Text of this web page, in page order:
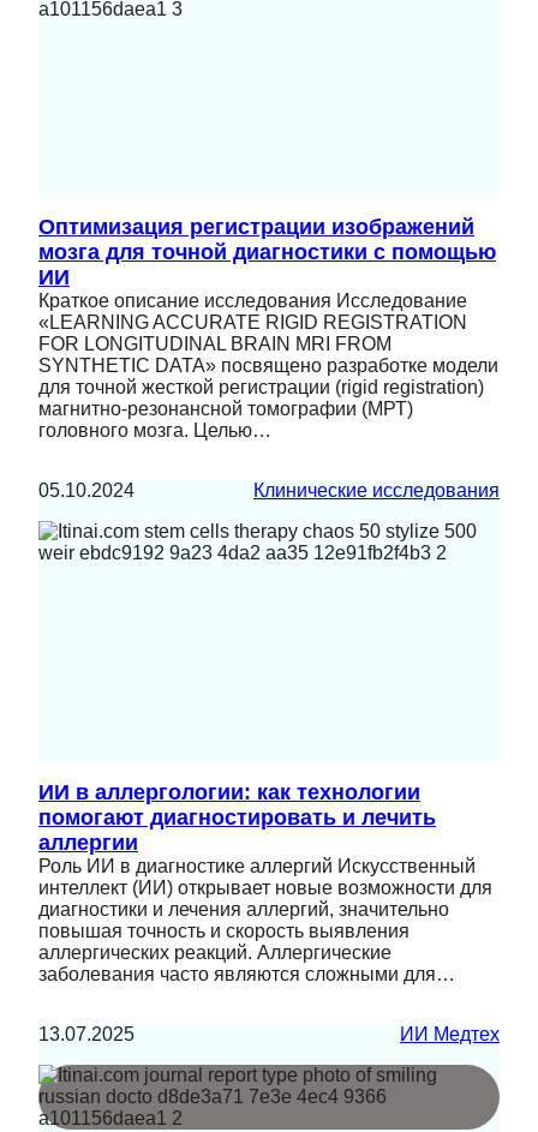
Оптимизация регистрации изображений
мозга для точной диагностики с помощью
ИИ
Краткое описание исследования Исследование
«LEARNING ACCURATE RIGID REGISTRATION
FOR LONGITUDINAL BRAIN MRI FROM
SYNTHETIC DATA» посвящено разработке модели
для точной жесткой регистрации (rigid registration)
магнитно-резонансной томографии (МРТ)
головного мозга. Целью…
05.10.2024 Клинические исследования
ИИ в аллергологии: как технологии
помогают диагностировать и лечить
аллергии
Роль ИИ в диагностике аллергий Искусственный
интеллект (ИИ) открывает новые возможности для
диагностики и лечения аллергий, значительно
повышая точность и скорость выявления
аллергических реакций. Аллергические
заболевания часто являются сложными для…
13.07.2025 ИИ Медтех